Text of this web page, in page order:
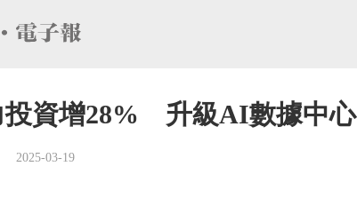
投資增28% 升級AI數據中心
2025-03-19